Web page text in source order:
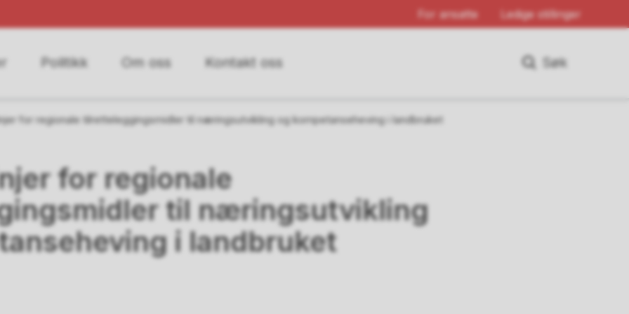
For ansatte Ledige stillinger
Politikk Om oss Kontakt oss Søk
for regionale tilretteleggingsmidler til næringsutvikling og kompetanseheving i landbruket
for regionale
til næringsutvikling
i landbruket